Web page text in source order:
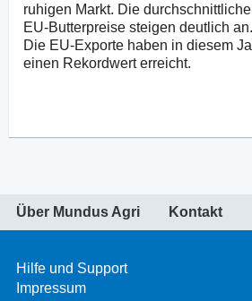
ruhigen Markt. Die
EU-Butterpreise steigen deutlich an.
Die EU-Exporte haben in diesem
einen Rekordwert erreicht.
Über Mundus Agri Kontakt
Hilfe und Support
Impressum